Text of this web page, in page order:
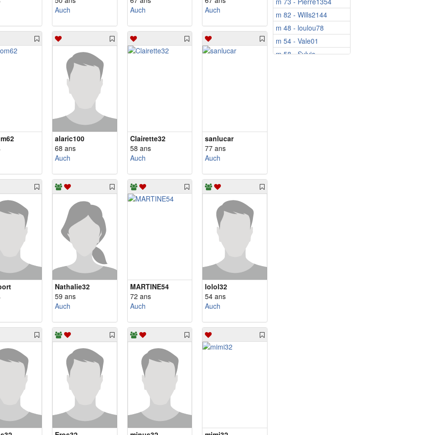
Auch
Auch
Auch
alaric100
68 ans
Auch
Clairette32
58 ans
Auch
sanlucar
77 ans
Auch
Nathalie32
59 ans
Auch
MARTINE54
72 ans
Auch
lolol32
54 ans
Auch
m 82 - Wills2144
m 48 - loulou78
m 54 - Vale01
m 58 - Sylvio_.